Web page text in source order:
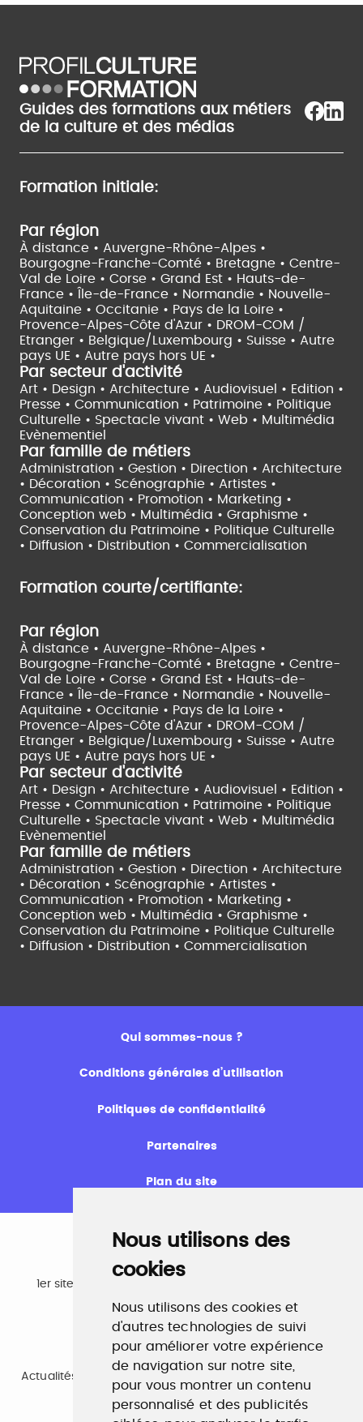
Nous utilisons des
cookies
Nous utilisons des cookies et
d'autres technologies de suivi
pour améliorer votre expérience
de navigation sur notre site,
pour vous montrer un contenu
personnalisé et des publicités
Guides des formations aux métiers
de la culture et des médias
Formation initiale:
Par région
À distance • Auvergne-Rhône-Alpes •
Bourgogne-Franche-Comté • Bretagne • Centre-
Val de Loire • Corse • Grand Est • Hauts-de-
France •
Île-de-France • Normandie • Nouvelle-
Aquitaine • Occitanie • Pays de la Loire •
Provence-Alpes-Côte d'Azur • DROM-COM /
Etranger • Belgique/Luxembourg • Suisse • Autre
pays UE • Autre pays hors UE •
Par secteur d'activité
Art • Design • Architecture • Audiovisuel • Edition •
Presse • Communication • Patrimoine • Politique
Culturelle • Spectacle vivant • Web • Multimédia
Evènementiel
Par famille de métiers
Administration • Gestion • Direction • Architecture
• Décoration • Scénographie • Artistes •
Communication • Promotion • Marketing •
Conception web • Multimédia • Graphisme •
Conservation du Patrimoine • Politique Culturelle
• Diffusion • Distribution • Commercialisation
Formation courte/certifiante:
Par région
À distance • Auvergne-Rhône-Alpes •
Bourgogne-Franche-Comté • Bretagne • Centre-
Val de Loire • Corse • Grand Est • Hauts-de-
France •
Île-de-France • Normandie • Nouvelle-
Aquitaine • Occitanie • Pays de la Loire •
Provence-Alpes-Côte d'Azur • DROM-COM /
Etranger • Belgique/Luxembourg • Suisse • Autre
pays UE • Autre pays hors UE •
Par secteur d'activité
Art • Design • Architecture • Audiovisuel • Edition •
Presse • Communication • Patrimoine • Politique
Culturelle • Spectacle vivant • Web • Multimédia
Evènementiel
Par famille de métiers
Administration • Gestion • Direction • Architecture
• Décoration • Scénographie • Artistes •
Communication • Promotion • Marketing •
Conception web • Multimédia • Graphisme •
Conservation du Patrimoine • Politique Culturelle
• Diffusion • Distribution • Commercialisation
Qui sommes-nous ?
Conditions générales d’utilisation
Politiques de confidentialité
Partenaires
Plan du site
Emploi
1er site emploi du secteur culturel 784.000 visites et
www.profilculture.com
Formation
Actualités, guide et annuaire des formations aux métiers
de la culture.
www.profilculture-formation.com